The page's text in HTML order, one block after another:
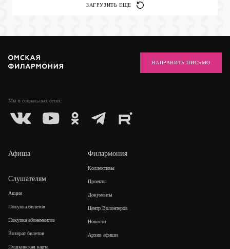
ЗАГРУЗИТЬ ЕЩЕ
Мы в социальных сетях:
НАПРАВИТЬ ПИСЬМО
Афиша
Слушателям
Акции
Покупка билетов
Покупка абонементов
Возврат билетов
Пушкинская карта
Филармония
Коллективы
Проекты
Документы
Центр Волонтеров
Новости
Архив афиши